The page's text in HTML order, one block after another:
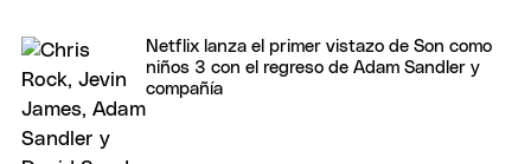
Netflix lanza el primer vistazo de Son como
niños 3 con el regreso de Adam Sandler y
compañía